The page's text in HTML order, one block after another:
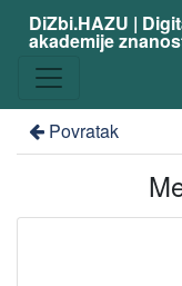
DiZbi.HAZU |
akademije
Povratak